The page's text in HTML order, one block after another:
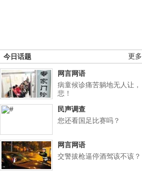
更多
今日话题
网言网语
病童候诊痛苦躺地无人让，
悲！
民声调查
您还看国足比赛吗？
网言网语
交警拔枪逼停酒驾该不该？